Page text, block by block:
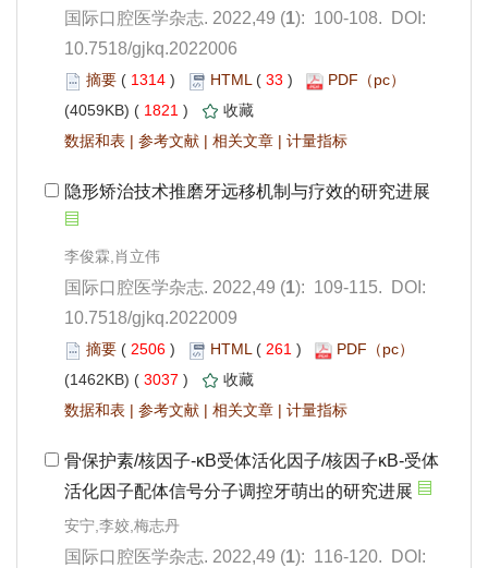
): 100-108. DOI:
10.7518/gjkq.2022006
1314 ) 33 )
1821 )
|
| |
): 109-115. DOI:
10.7518/gjkq.2022009
2506 ) 261 )
3037 )
|
| |
): 116-120. DOI: